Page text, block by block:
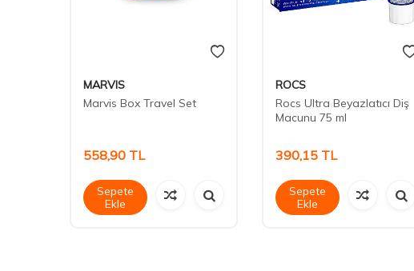
MARVIS
Marvis Box Travel Set
558,90 TL
Sepete
Ekle
ROCS
Rocs Ultra Beyazlatıcı Diş
Macunu 75 ml
390,15 TL
Sepete
Ekle